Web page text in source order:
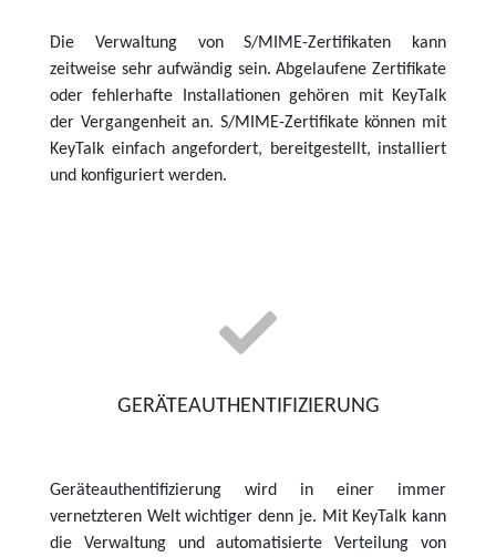
Die Verwaltung von S/MIME-Zertifikaten kann
zeitweise sehr aufwändig sein. Abgelaufene Zertifikate
oder fehlerhafte Installationen gehören mit KeyTalk
der Vergangenheit an. S/MIME-Zertifikate können mit
KeyTalk einfach angefordert, bereitgestellt, installiert
und konfiguriert werden.
GERÄTEAUTHENTIFIZIERUNG
Geräteauthentifizierung wird in einer immer
vernetzteren Welt wichtiger denn je. Mit KeyTalk kann
die Verwaltung und automatisierte Verteilung von